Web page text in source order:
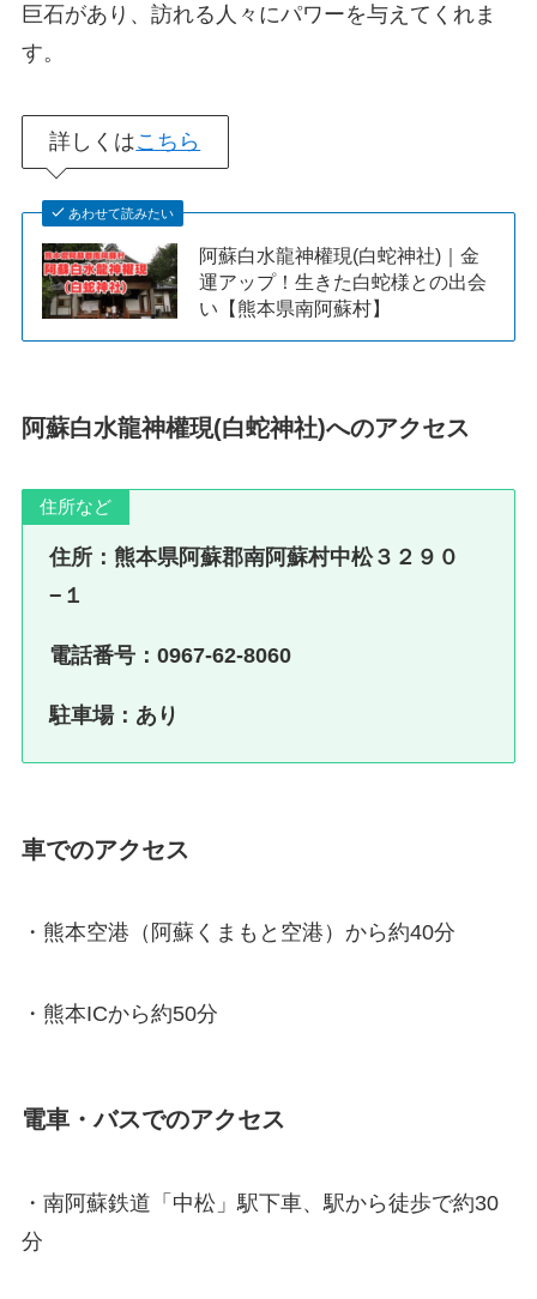
巨石があり、訪れる人々にパワーを与えてくれま
す。
詳しくはこちら
あわせて読みたい
阿蘇白水龍神權現(白蛇神社)｜金
運アップ！生きた白蛇様との出会
い【熊本県南阿蘇村】
阿蘇白水龍神權現(白蛇神社)へのアクセス
住所など
住所：熊本県阿蘇郡南阿蘇村中松３２９０
−１
電話番号：0967-62-8060
駐車場：あり
車でのアクセス
・熊本空港（阿蘇くまもと空港）から約40分
・熊本ICから約50分
電車・バスでのアクセス
・南阿蘇鉄道「中松」駅下車、駅から徒歩で約30
分